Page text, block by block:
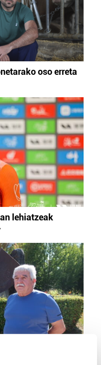
oso erreta
lehiatzeak